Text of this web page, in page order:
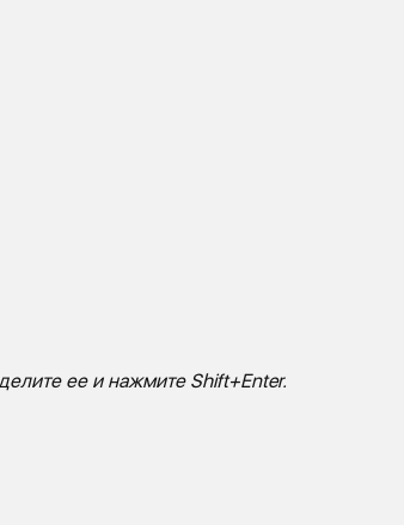
ее и нажмите Shift+Enter.